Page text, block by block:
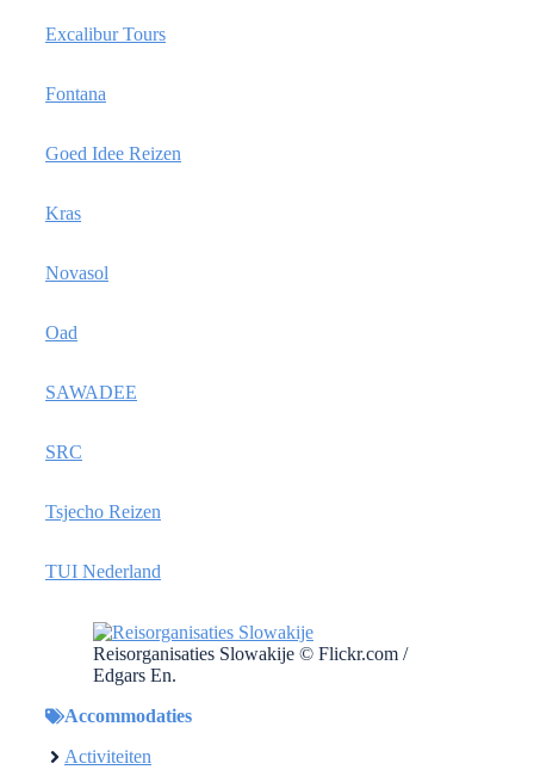
Excalibur Tours
Fontana
Goed Idee Reizen
Kras
Novasol
Oad
SAWADEE
SRC
Tsjecho Reizen
TUI Nederland
Reisorganisaties Slowakije © Flickr.com /
Edgars En.
Accommodaties
Activiteiten